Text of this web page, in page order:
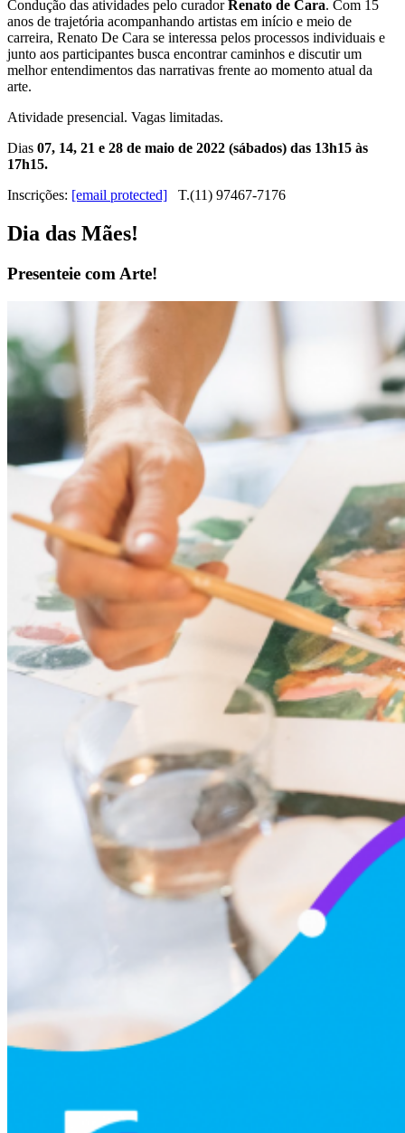
Condução das atividades pelo curadorRenato de Cara. Com 15
anos de trajetória acompanhando artistas em início e meio de
carreira, Renato De Cara se interessa pelos processos individuais e
junto aos participantes busca encontrar caminhos e discutir um
melhor entendimentos das narrativas frente ao momento atual da
arte.
Atividade presencial. Vagas limitadas.
Dias 07, 14, 21 e 28 de maio de 2022 (sábados) das 13h15 às
17h15.
Inscrições: [email protected] T.(11) 97467-7176
Dia das Mães!
Presenteie com Arte!